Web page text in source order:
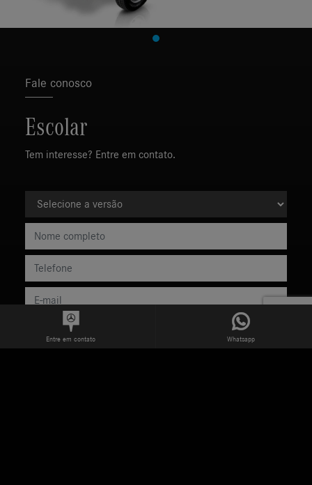
Fale conosco
Escolar
Tem interesse? Entre em contato.
Entre em contato Whatsapp